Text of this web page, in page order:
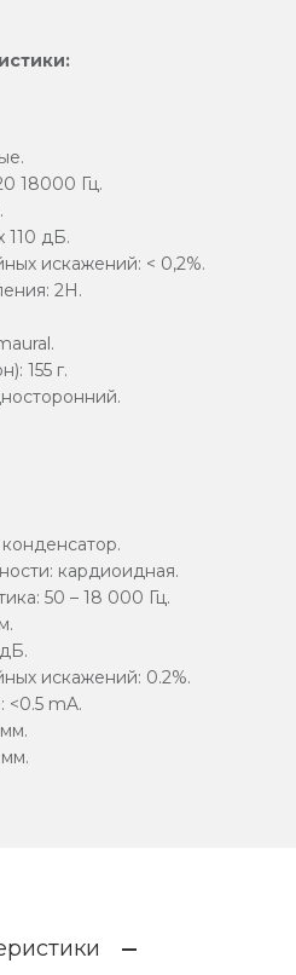
18000 Гц.
110 дБ.
искажений: < 0,2%.
2Н.
155 г.
кардиоидная.
50 – 18 000 Гц.
искажений: 0.2%.
<0.5 mA.